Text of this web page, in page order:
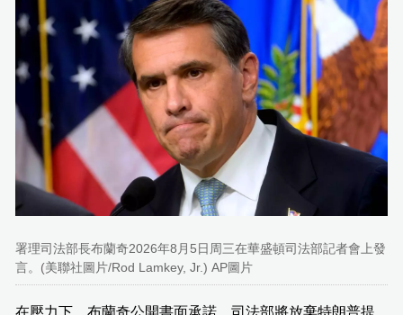
署理司法部長布蘭奇2026年8月5日周三在華盛頓司法部記者會上發
言。(美聯社圖片/Rod Lamkey, Jr.) AP圖片
在壓力下，布蘭奇公開書面承諾，司法部將放棄特朗普提